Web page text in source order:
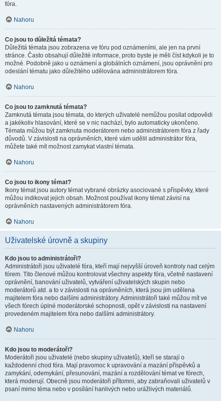
fóra.
Nahoru
Co jsou to důležitá témata?
Důležitá témata jsou zobrazena ve fóru pod oznámeními, ale jen na první
stránce. Často obsahují důležité informace, proto byste je měli číst kdykoli je to
možné. Podobně jako u oznámení a globálních oznámení, jsou oprávnění pro
odeslání tématu jako důležitého udělována administrátorem fóra.
Nahoru
Co jsou to zamknutá témata?
Zamknutá témata jsou témata, do kterých uživatelé nemůžou posílat odpovědi
a jakékoliv hlasování, které se v nic nachází, bylo automaticky ukončeno.
Témata můžou být zamknuta moderátorem nebo administrátorem fóra z řady
důvodů. V závislosti na oprávněních, které vám udělil administrátor fóra,
můžete také mít možnost zamykat vlastní témata.
Nahoru
Co jsou to ikony témat?
Ikony témat jsou autory témat vybrané obrázky asociované s příspěvky, které
můžou indikovat jejich obsah. Možnost používat ikony témat závisí na
oprávněních nastavených administrátorem fóra.
Nahoru
Uživatelské úrovně a skupiny
Kdo jsou to administrátoři?
Administrátoři jsou uživatelé fóra, kteří mají nejvyšší úroveň kontroly nad celým
fórem. Tito členové můžou kontrolovat všechny aspekty fóra, včetně nastavení
oprávnění, banování uživatelů, vytváření uživatelských skupin nebo
moderátorů atd. a to v závislosti na oprávněních, která jsou jim udělena
majitelem fóra nebo dalšími administrátory. Administrátoři také můžou mít ve
všech fórech úplné moderátorské schopnosti, opět v závislosti na nastavení
provedeném majitelem fóra nebo dalšími administrátory.
Nahoru
Kdo jsou to moderátoři?
Moderátoři jsou uživatelé (nebo skupiny uživatelů), kteří se starají o
každodenní chod fóra. Mají pravomoc k upravování a mazání příspěvků a
zamykání, odemykání, přesunování, mazání a rozdělování témat ve fórech,
která moderují. Obecně jsou moderátoři přítomni, aby zabraňovali uživatelů v
psaní mimo téma nebo v posílání hanlivých nebo urážlivých materiálů.